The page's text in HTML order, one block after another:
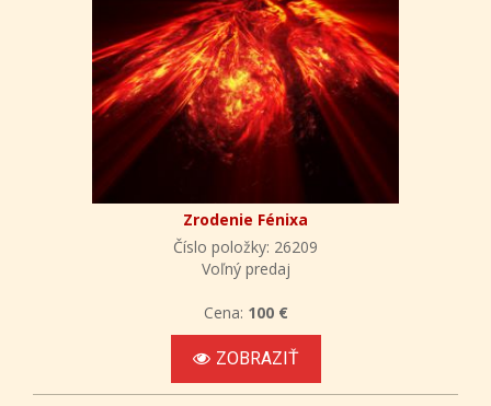
Zrodenie Fénixa
Číslo položky: 26209
Voľný predaj
Cena: 100 €
ZOBRAZIŤ